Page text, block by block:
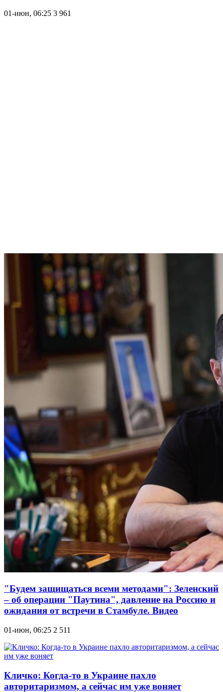
01-июн, 06:25 3 961
"Будем защищаться всеми методами": Зеленский
– об операции "Паутина", давление на Россию и
ожидания от встречи в Стамбуле. Видео
01-июн, 06:25 2 511
Кличко: Когда-то в Украине пахло
авторитаризмом, а сейчас им уже воняет